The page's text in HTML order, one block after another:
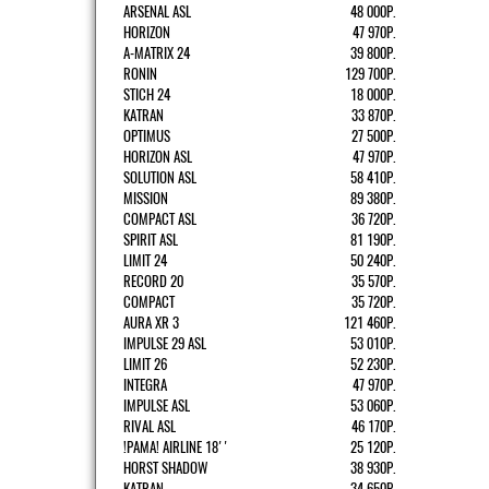
ARSENAL ASL
48 000Р.
HORIZON
47 970Р.
A-MATRIX 24
39 800Р.
RONIN
129 700Р.
STICH 24
18 000Р.
KATRAN
33 870Р.
OPTIMUS
27 500Р.
HORIZON ASL
47 970Р.
SOLUTION ASL
58 410Р.
MISSION
89 380Р.
COMPACT ASL
36 720Р.
SPIRIT ASL
81 190Р.
LIMIT 24
50 240Р.
RECORD 20
35 570Р.
COMPACT
35 720Р.
AURA XR 3
121 460Р.
IMPULSE 29 ASL
53 010Р.
LIMIT 26
52 230Р.
INTEGRA
47 970Р.
IMPULSE ASL
53 060Р.
RIVAL ASL
46 170Р.
!РАМА! AIRLINE 18''
25 120Р.
HORST SHADOW
38 930Р.